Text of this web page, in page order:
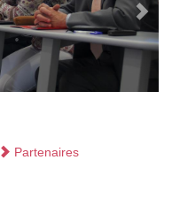
Partenaires